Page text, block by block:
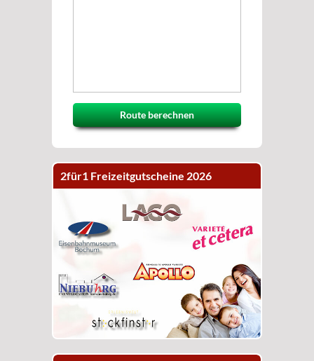
Route berechnen
2für1 Freizeitgutscheine 2026